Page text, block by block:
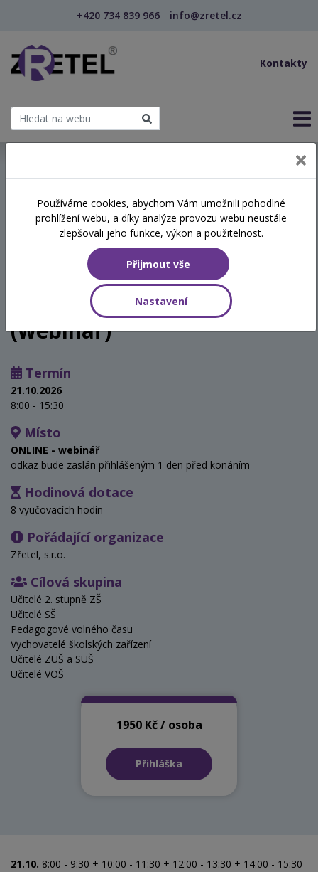
+420 734 839 966 info@zretel.cz
Kontakty
šablony
Kurz kritického myšlení
kontrafaktuální metodou
(Co by se stalo, kdyby…) s
využitím AI-asistenta
(webinář)
Termín
21.10.2026
8:00 - 15:30
Místo
ONLINE - webinář
odkaz bude zaslán přihlášeným 1 den před konáním
Hodinová dotace
8 vyučovacích hodin
Pořádající organizace
Zřetel, s.r.o.
Cílová skupina
Učitelé 2. stupně ZŠ
Učitelé SŠ
Pedagogové volného času
Vychovatelé školských zařízení
Učitelé ZUŠ a SUŠ
Učitelé VOŠ
1950 Kč / osoba
Přihláška
21.10. 8:00 - 9:30 + 10:00 - 11:30 + 12:00 - 13:30 + 14:00 - 15:30
Používáme cookies, abychom Vám umožnili pohodlné
prohlížení webu, a díky analýze provozu webu neustále
zlepšovali jeho funkce, výkon a použitelnost.
Přijmout vše
Nastavení